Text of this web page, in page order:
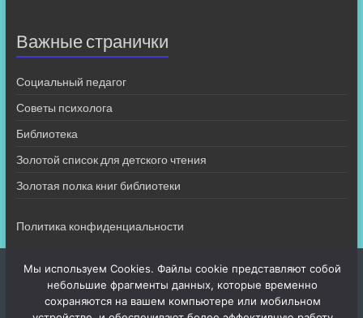
Важные странички
Социальный педагог
Советы психолога
Библиотека
Золотой список для детского чтения
Золотая полка книг библиотеки
Политика конфиденциальности
Мы используем Cookies. Файлы cookie представляют собой
небольшие фрагменты данных, которые временно
сохраняются на вашем компьютере или мобильном